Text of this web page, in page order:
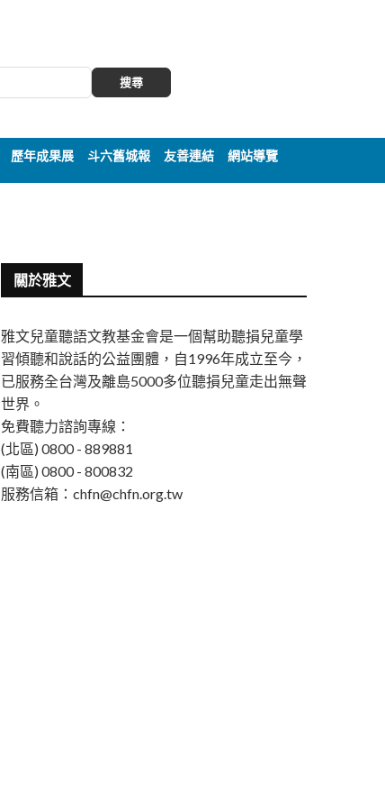
搜尋
歷年成果展 斗六舊城報 友善連結 網站導覽
關於雅文
雅文兒童聽語文教基金會是一個幫助聽損兒童學
習傾聽和說話的公益團體，自1996年成立至今，
已服務全台灣及離島5000多位聽損兒童走出無聲
世界。
免費聽力諮詢專線：
(北區) 0800 - 889881
(南區) 0800 - 800832
服務信箱： chfn@chfn.org.tw